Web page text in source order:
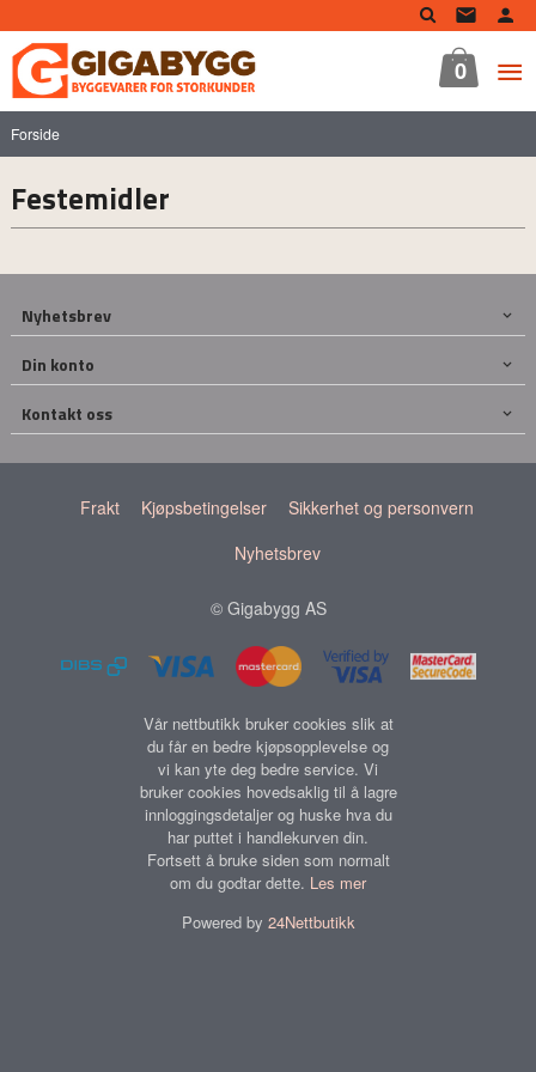
til
innholdet
0
Forside
Festemidler
Nyhetsbrev
Din konto
Kontakt oss
Frakt Kjøpsbetingelser
Sikkerhet og personvern
Nyhetsbrev
© Gigabygg AS
Vår nettbutikk bruker cookies slik at
du får en bedre kjøpsopplevelse og
vi kan yte deg bedre service. Vi
bruker cookies hovedsaklig til å lagre
innloggingsdetaljer og huske hva du
har puttet i handlekurven din.
Fortsett å bruke siden som normalt
om du godtar dette. Les mer
Powered by 24Nettbutikk